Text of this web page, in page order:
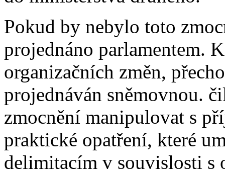
Pokud by nebylo toto
projednáno parlamentem.
organizačních změn,
projednáván sněmovnou.
zmocnění manipulovat s
praktické opatření, které
delimitacím v souvislosti s